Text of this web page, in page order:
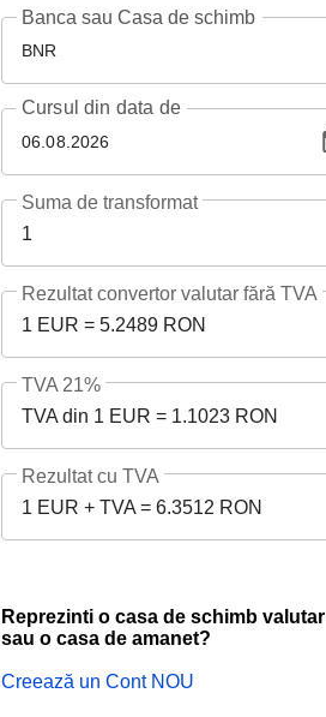
Banca sau Casa de schimb
BNR
06.08.2026
Cursuldin data de
1
Suma de transformat
1 EUR = 5.2489 RON
Rezultat convertor valutar fără TVA
TVA din 1 EUR = 1.1023 RON
TVA 21%
1 EUR + TVA = 6.3512 RON
Rezultat cu TVA
Reprezinti o casa de schimb valutar
sau o casa de amanet?
Creează un Cont NOU